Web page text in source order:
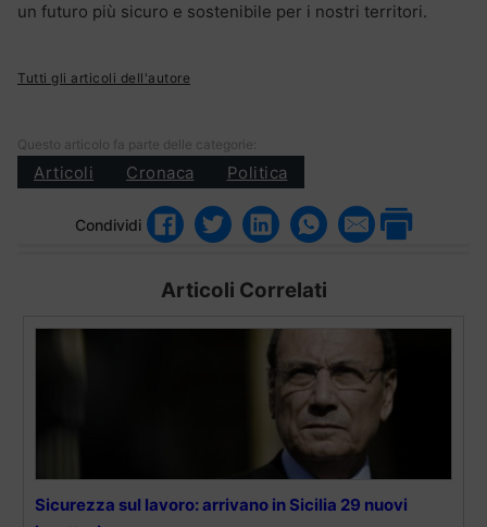
un futuro più sicuro e sostenibile per i nostri territori.
Tutti gli articoli dell'autore
Questo articolo fa parte delle categorie:
Articoli Cronaca Politica
Condividi
Articoli Correlati
Sicurezza sul lavoro: arrivano in Sicilia 29 nuovi